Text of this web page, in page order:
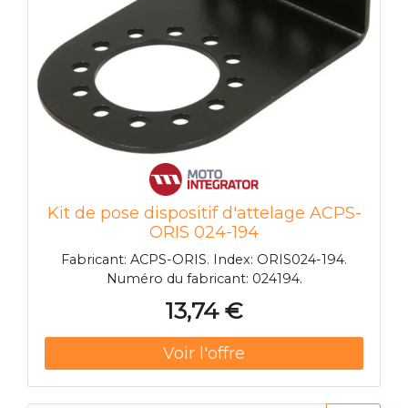
Kit de pose dispositif d'attelage ACPS-
ORIS 024-194
Fabricant: ACPS-ORIS. Index: ORIS024-194.
Numéro du fabricant: 024194.
13,74 €